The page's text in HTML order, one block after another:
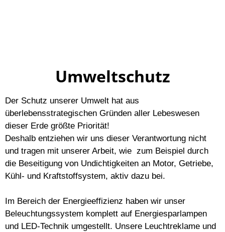
Umweltschutz
Der Schutz unserer Umwelt hat aus
überlebensstrategischen Gründen aller Lebeswesen
dieser Erde größte Priorität!
Deshalb entziehen wir uns dieser Verantwortung nicht
und tragen mit unserer Arbeit, wie zum Beispiel durch
die Beseitigung von Undichtigkeiten an Motor, Getriebe,
Kühl- und Kraftstoffsystem, aktiv dazu bei.
Im Bereich der Energieeffizienz haben wir unser
Beleuchtungssystem komplett auf Energiesparlampen
und LED-Technik umgestellt. Unsere Leuchtreklame und